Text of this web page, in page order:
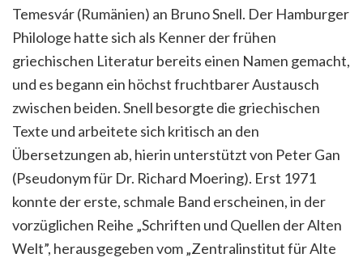
Temesvár (Rumänien) an Bruno Snell. Der Hamburger
Philologe hatte sich als Kenner der frühen
griechischen Literatur bereits einen Namen gemacht,
und es begann ein höchst fruchtbarer Austausch
zwischen beiden. Snell besorgte die griechischen
Texte und arbeitete sich kritisch an den
Übersetzungen ab, hierin unterstützt von Peter Gan
(Pseudonym für Dr. Richard Moering). Erst 1971
konnte der erste, schmale Band erscheinen, in der
vorzüglichen Reihe „Schriften und Quellen der Alten
Welt”, herausgegeben vom „Zentralinstitut für Alte